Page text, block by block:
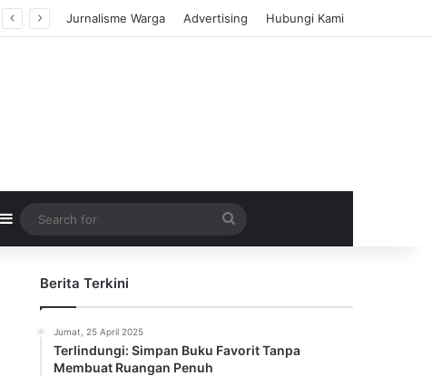
Jurnalisme Warga Advertising Hubungi Kami
Article
Sidebar
for
Berita Terkini
Jumat, 25 April 2025
Terlindungi: Simpan Buku Favorit Tanpa
Membuat Ruangan Penuh